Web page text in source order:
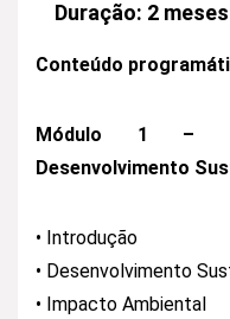
Duração: 2 meses
Conteúdo
Módulo 1 –
Desenvolvimento
• Introdução
• Desenvolvimento
• Impacto Ambiental